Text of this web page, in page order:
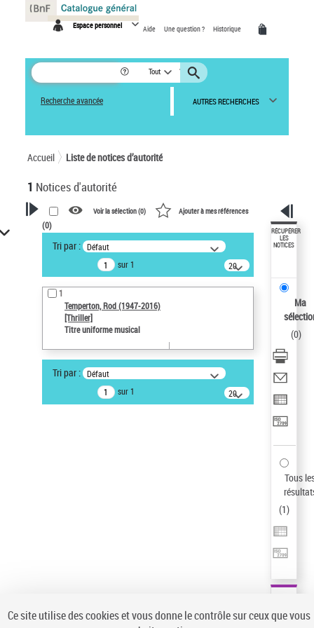
Espace personnel Aide Une question ? Historique
Tout
Recherche avancée AUTRES RECHERCHES
Accueil Liste de notices d’autorité
1 Notices d'autorité
VOTRE RECHERCHE
Recherche avancée dans les
notices d’autorité
Œuvres liées à l'auteur :
Temperton, Rod (1947-2016)
Type de notice d'autorité
Voir la sélection (0) Ajouter à mes références
(0)
Tri par : Défaut
sur 1
20
résultats/page
1
Temperton, Rod (1947-2016)
[Thriller]
Titre uniforme musical
Tri par : Défaut
sur 1
20
résultats/page
RÉCUPÉRER
LES
NOTICES
Ma
(0)
Tous
(1)
Panneau de gestion des cookies
Ce site utilise des cookies et vous donne le contrôle sur ceux que vous